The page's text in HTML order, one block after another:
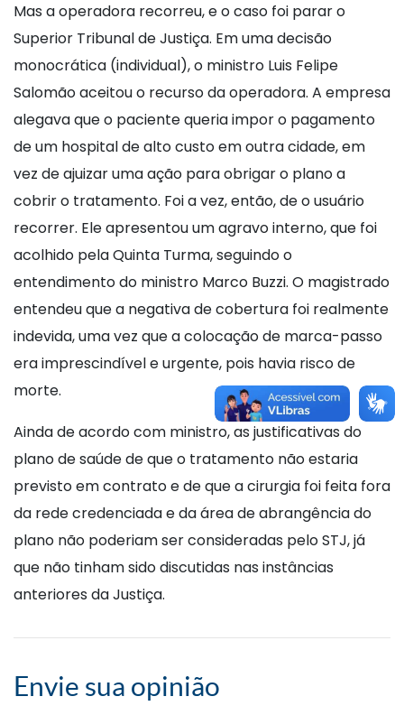
Mas a operadora recorreu, e o caso foi parar o
Superior Tribunal de Justiça. Em uma decisão
monocrática (individual), o ministro Luis Felipe
Salomão aceitou o recurso da operadora. A empresa
alegava que o paciente queria impor o pagamento
de um hospital de alto custo em outra cidade, em
vez de ajuizar uma ação para obrigar o plano a
cobrir o tratamento. Foi a vez, então, de o usuário
recorrer. Ele apresentou um agravo interno, que foi
acolhido pela Quinta Turma, seguindo o
entendimento do ministro Marco Buzzi. O magistrado
entendeu que a negativa de cobertura foi realmente
indevida, uma vez que a colocação de marca-passo
era imprescindível e urgente, pois havia risco de
morte.
Ainda de acordo com ministro, as justificativas do
plano de saúde de que o tratamento não estaria
previsto em contrato e de que a cirurgia foi feita fora
da rede credenciada e da área de abrangência do
plano não poderiam ser consideradas pelo STJ, já
que não tinham sido discutidas nas instâncias
anteriores da Justiça.
Envie sua opinião